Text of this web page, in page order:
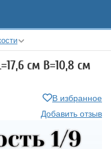
см B=10,8 см
В избранное
Добавить отзыв